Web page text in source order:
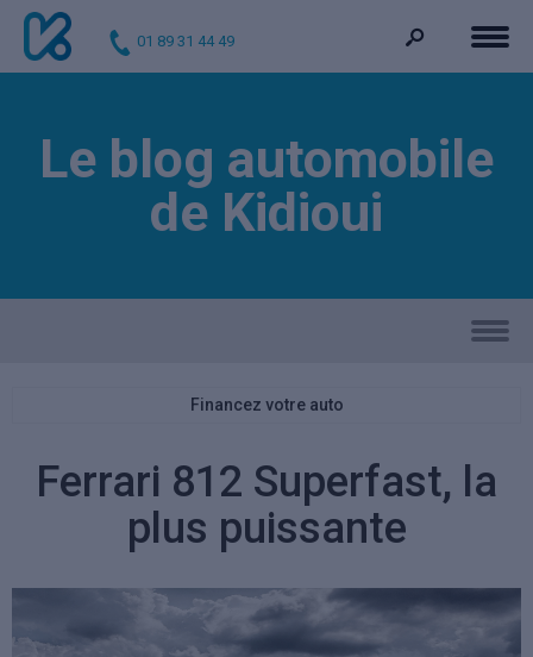
01 89 31 44 49
Le blog automobile
de Kidioui
Financez votre auto
Ferrari 812 Superfast, la
plus puissante